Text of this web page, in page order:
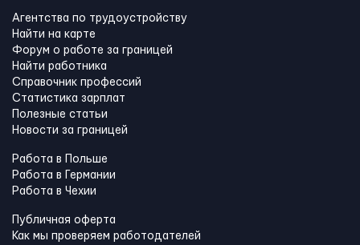
Агентства по трудоустройству
Найти на карте
Форум о работе за границей
Найти работника
Справочник профессий
Статистика зарплат
Полезные статьи
Новости за границей
Работа в Польше
Работа в Германии
Работа в Чехии
Публичная оферта
Как мы проверяем работодателей